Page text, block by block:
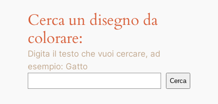
Cerca un disegno da
colorare:
Digita il testo che vuoi cercare, ad
esempio: Gatto
Cerca